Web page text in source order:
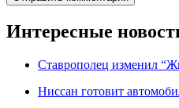
Интересные
Ставрополец изменил
Ниссан готовит